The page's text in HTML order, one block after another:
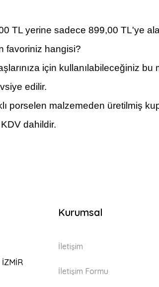
TL yerine sadece 899,00 TL'ye
favoriniz hangisi?
için kullanılabileceğiniz
edilir.
porselen malzemeden üretilmiş
dahildir.
Kurumsal
İletişim
İletişim Formu